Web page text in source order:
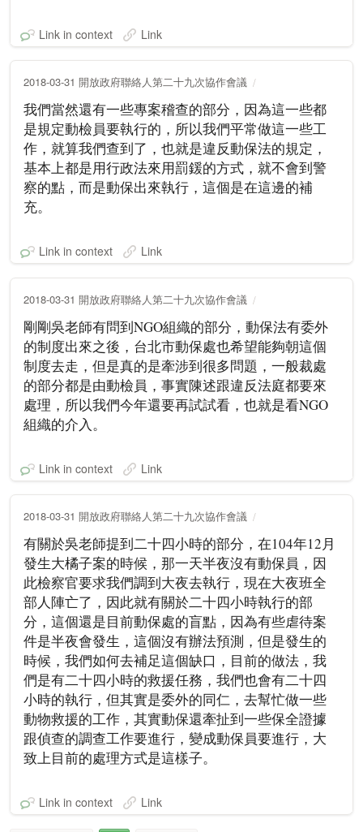
Link in context Link
2018-03-31 開放政府聯絡人第二十九次協作會議
我們當然還有一些專案稽查的部分，因為這一些都
是規定動檢員要執行的，所以我們平常做這一些工
作，就算我們查到了，也就是違反動保法的規定，
基本上都是用行政法來用罰鍰的方式，就不會到警
察的點，而是動保出來執行，這個是在這邊的補
充。
Link in context Link
2018-03-31 開放政府聯絡人第二十九次協作會議
剛剛吳老師有問到NGO組織的部分，動保法有委外
的制度出來之後，台北市動保處也希望能夠朝這個
制度去走，但是真的是牽涉到很多問題，一般裁處
的部分都是由動檢員，事實陳述跟違反法庭都要來
處理，所以我們今年還要再試試看，也就是看NGO
組織的介入。
Link in context Link
2018-03-31 開放政府聯絡人第二十九次協作會議
有關於吳老師提到二十四小時的部分，在104年12月
發生大橘子案的時候，那一天半夜沒有動保員，因
此檢察官要求我們調到大夜去執行，現在大夜班全
部人陣亡了，因此就有關於二十四小時執行的部
分，這個還是目前動保處的盲點，因為有些虐待案
件是半夜會發生，這個沒有辦法預測，但是發生的
時候，我們如何去補足這個缺口，目前的做法，我
們是有二十四小時的救援任務，我們也會有二十四
小時的執行，但其實是委外的同仁，去幫忙做一些
動物救援的工作，其實動保還牽扯到一些保全證據
跟偵查的調查工作要進行，變成動保員要進行，大
致上目前的處理方式是這樣子。
Link in context Link